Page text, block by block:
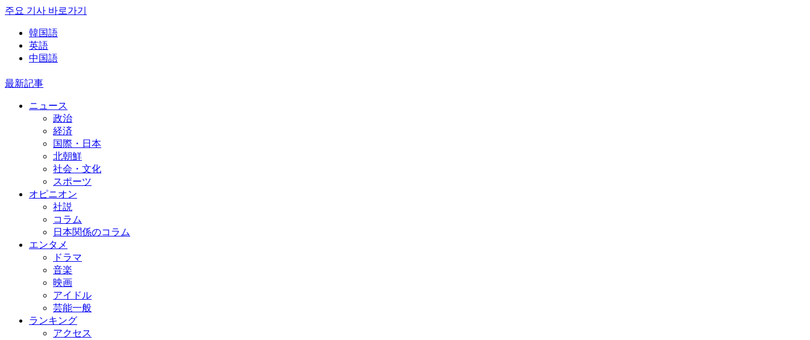
주요 기사 바로가기
韓国語
英語
中国語
最新記事
ニュース
政治
経済
国際・日本
北朝鮮
社会・文化
スポーツ
オピニオン
社説
コラム
日本関係のコラム
エンタメ
ドラマ
音楽
映画
アイドル
芸能一般
ランキング
アクセス